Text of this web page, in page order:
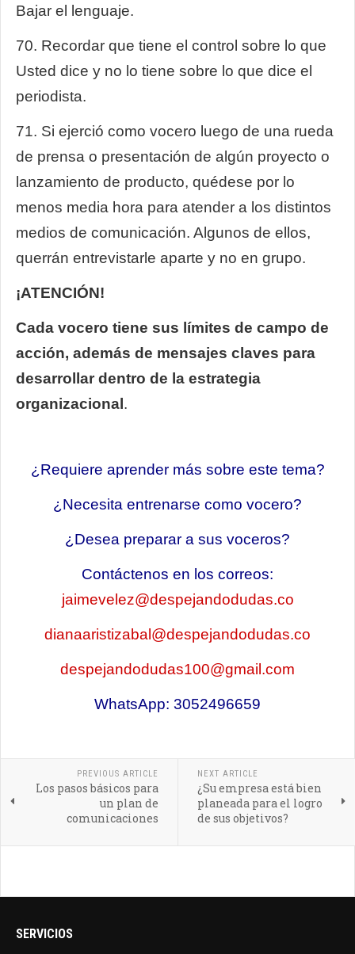
Bajar el lenguaje.
70. Recordar que tiene el control sobre lo que
Usted dice y no lo tiene sobre lo que dice el
periodista.
71. Si ejerció como vocero luego de una rueda
de prensa o presentación de algún proyecto o
lanzamiento de producto, quédese por lo
menos media hora para atender a los distintos
medios de comunicación. Algunos de ellos,
querrán entrevistarle aparte y no en grupo.
¡ATENCIÓN!
Cada vocero tiene sus límites de campo de
acción, además de mensajes claves para
desarrollar dentro de la estrategia
organizacional .
¿Requiere aprender más sobre este tema?
¿Necesita entrenarse como vocero?
¿Desea preparar a sus voceros?
Contáctenos en los correos:
jaimevelez@despejandodudas.co
dianaaristizabal@despejandodudas.co
despejandodudas100@gmail.com
WhatsApp: 3052496659
PREVIOUS ARTICLE
Los pasos básicos para
un plan de
comunicaciones
NEXT ARTICLE
¿Su empresa está bien
planeada para el logro
de sus objetivos?
SERVICIOS